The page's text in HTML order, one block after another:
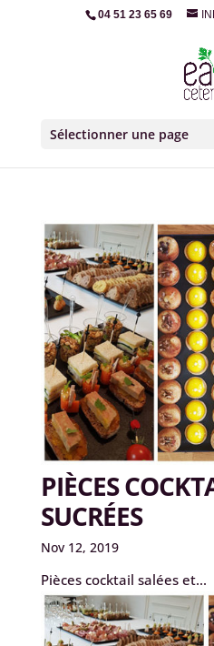
04 51 23 65 69
Sélectionner une page
PIÈCES
SUCRÉES
Nov 12, 2019
Pièces cocktail salées et...